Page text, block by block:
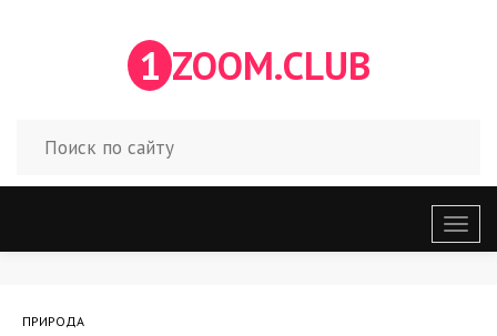
1 ZOOM.CLUB
меню
ПРИРОДА